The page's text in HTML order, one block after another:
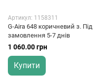
Артикул: 1158311
G-Aira 648 коричневий з. Під
замовлення 5-7 днів
1 060.00 грн
Купити